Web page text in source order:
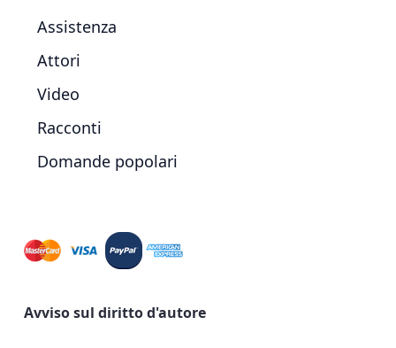
Assistenza
Attori
Video
Racconti
Domande popolari
Avviso sul diritto d'autore